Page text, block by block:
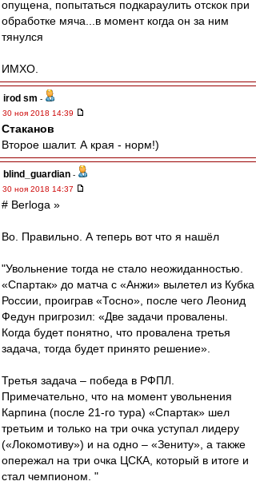
опущена, попытаться подкараулить отскок при
обработке мяча...в момент когда он за ним
тянулся
ИМХО.
irod sm -
30 ноя 2018 14:39
Cтаканов
Второе шалит. А края - норм!)
blind_guardian -
30 ноя 2018 14:37
# Berloga »
Во. Правильно. А теперь вот что я нашёл
"Увольнение тогда не стало неожиданностью.
«Спартак» до матча с «Анжи» вылетел из Кубка
России, проиграв «Тосно», после чего Леонид
Федун пригрозил: «Две задачи провалены.
Когда будет понятно, что провалена третья
задача, тогда будет принято решение».
Третья задача – победа в РФПЛ.
Примечательно, что на момент увольнения
Карпина (после 21-го тура) «Спартак» шел
третьим и только на три очка уступал лидеру
(«Локомотиву») и на одно – «Зениту», а также
опережал на три очка ЦСКА, который в итоге и
стал чемпионом. "